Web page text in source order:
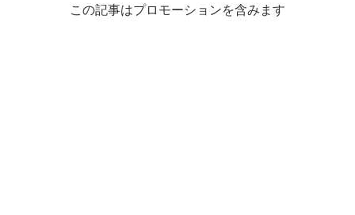
この記事はプロモーションを含みます